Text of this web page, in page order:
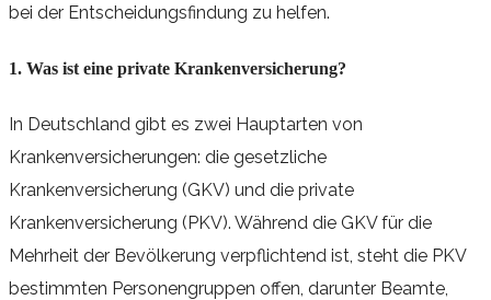
bei der Entscheidungsfindung zu helfen.
1. Was ist eine private Krankenversicherung?
In Deutschland gibt es zwei Hauptarten von
Krankenversicherungen: die gesetzliche
Krankenversicherung (GKV) und die private
Krankenversicherung (PKV). Während die GKV für die
Mehrheit der Bevölkerung verpflichtend ist, steht die PKV
bestimmten Personengruppen offen, darunter Beamte,